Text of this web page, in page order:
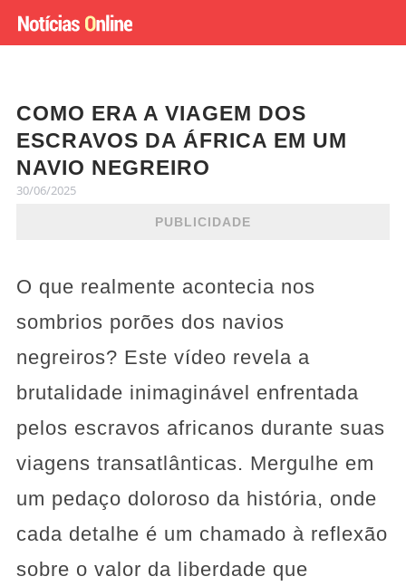
COMO ERA A VIAGEM DOS
ESCRAVOS DA ÁFRICA EM UM
NAVIO NEGREIRO
30/06/2025
PUBLICIDADE
O que realmente acontecia nos
sombrios porões dos navios
negreiros? Este vídeo revela a
brutalidade inimaginável enfrentada
pelos escravos africanos durante suas
viagens transatlânticas. Mergulhe em
um pedaço doloroso da história, onde
cada detalhe é um chamado à reflexão
sobre o valor da liberdade que